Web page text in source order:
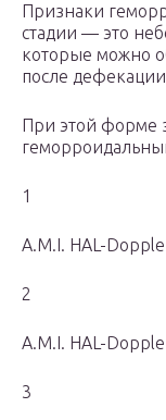
Признаки
стадии — это
которые можно
после
При этой форме
1
A.M.I. HAL-
2
A.M.I. HAL-
3